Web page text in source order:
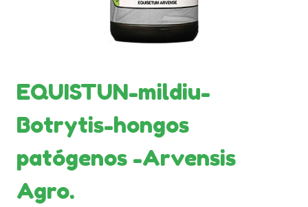
EQUISTUN-mildiu-
Botrytis-hongos
patógenos -Arvensis
Agro.